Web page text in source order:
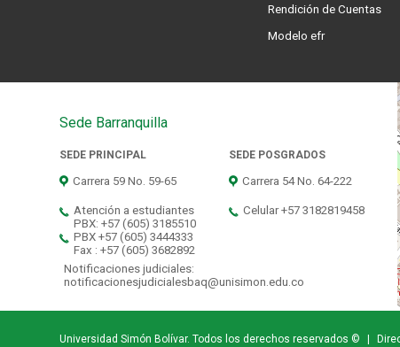
Rendición de Cuentas
Modelo efr
Sede Barranquilla
SEDE PRINCIPAL
Carrera 59 No. 59-65
Atención a estudiantes
PBX: +57 (605) 3185510
PBX +57 (605) 3444333
Fax : +57 (605) 3682892
Notificaciones judiciales:
notificacionesjudicialesbaq@unisimon.edu.co
SEDE POSGRADOS
Carrera 54 No. 64-222
Celular +57 3182819458
Universidad Simón Bolívar. Todos los derechos reservados ©